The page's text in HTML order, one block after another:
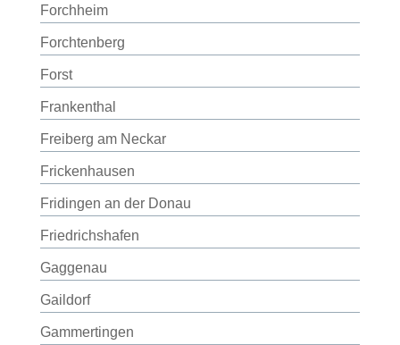
Forchheim
Forchtenberg
Forst
Frankenthal
Freiberg am Neckar
Frickenhausen
Fridingen an der Donau
Friedrichshafen
Gaggenau
Gaildorf
Gammertingen